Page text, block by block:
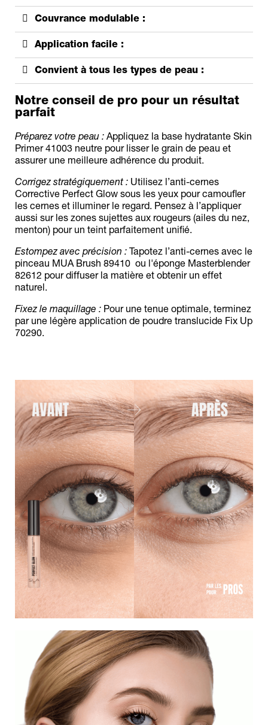
Couvrance modulable :
Application facile :
Convient à tous les types de peau :
Notre conseil de pro pour un résultat
parfait
Préparez votre peau : Appliquez la base hydratante Skin
Primer 41003 neutre pour lisser le grain de peau et
assurer une meilleure adhérence du produit.
Corrigez stratégiquement : Utilisez l’anti-cernes
Corrective Perfect Glow sous les yeux pour camoufler
les cernes et illuminer le regard. Pensez à l’appliquer
aussi sur les zones sujettes aux rougeurs (ailes du nez,
menton) pour un teint parfaitement unifié.
Estompez avec précision : Tapotez l’anti-cernes avec le
pinceau MUA Brush 89410 ou l'éponge Masterblender
82612 pour diffuser la matière et obtenir un effet
naturel.
Fixez le maquillage : Pour une tenue optimale, terminez
par une légère application de poudre translucide Fix Up
70290.